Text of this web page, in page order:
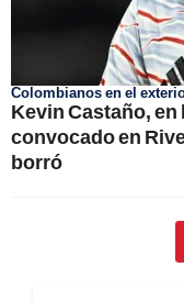
Colombianos en el
Kevin Castaño,
convocado en
borró